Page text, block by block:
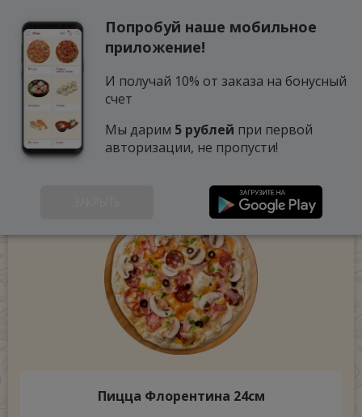
Пицца Флорентина 24см
Попробуй наше мобильное
приложение!
И получай 10% от заказа на бонусный
счет
Мы дарим 5 рублей при первой
авторизации, не пропусти!